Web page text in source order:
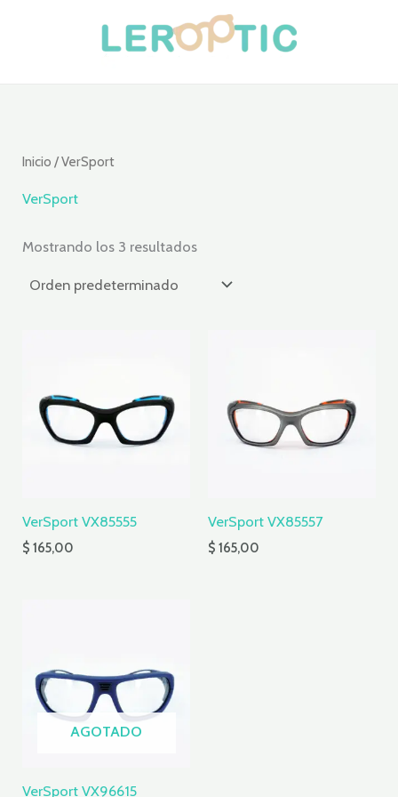
Inicio / VerSport
VerSport
Mostrando los 3 resultados
VerSport VX85555
$ 165,00
VerSport VX85557
$ 165,00
AGOTADO
VerSport VX96615